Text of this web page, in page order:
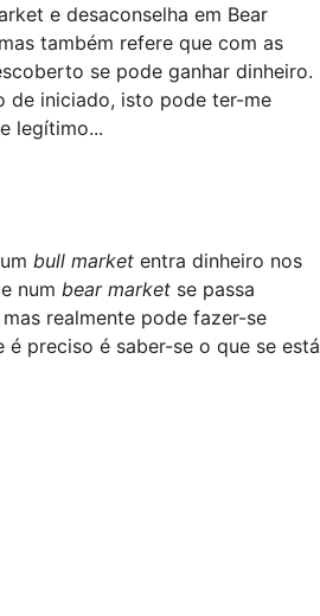
e desaconselha em Bear
também refere que com as
se pode ganhar dinheiro.
de iniciado, isto pode ter-me
legítimo...
bull market entra dinheiro nos
num bear market se passa
realmente pode fazer-se
preciso é saber-se o que se está